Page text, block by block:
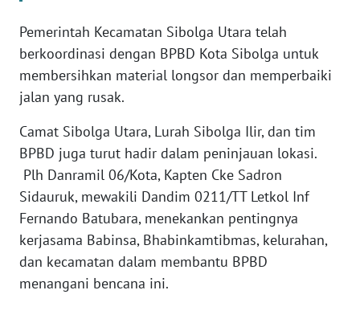
Pemerintah Kecamatan Sibolga Utara telah
berkoordinasi dengan BPBD Kota Sibolga untuk
membersihkan material longsor dan memperbaiki
jalan yang rusak.
Camat Sibolga Utara, Lurah Sibolga Ilir, dan tim
BPBD juga turut hadir dalam peninjauan lokasi.
Plh Danramil 06/Kota, Kapten Cke Sadron
Sidauruk, mewakili Dandim 0211/TT Letkol Inf
Fernando Batubara, menekankan pentingnya
kerjasama Babinsa, Bhabinkamtibmas, kelurahan,
dan kecamatan dalam membantu BPBD
menangani bencana ini.
SUMBAR
SUMSEL
WN
BENGKULU
WN
LAMPUNG